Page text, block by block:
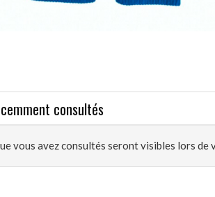
consultés
vous avez consultés seront visibles lors